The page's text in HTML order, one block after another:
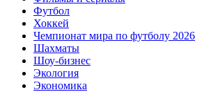
Футбол
Хоккей
Чемпионат мира по футболу 2026
Шахматы
Шоу-бизнес
Экология
Экономика